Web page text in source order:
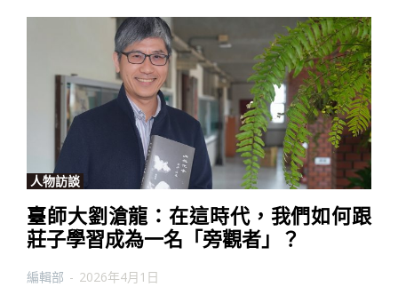
人物訪談
臺師大劉滄龍：在這時代，我們如何跟
莊子學習成為一名「旁觀者」？
編輯部 - 2026年4月1日